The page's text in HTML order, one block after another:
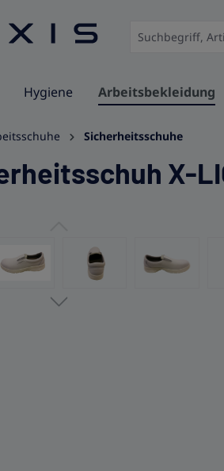
Hygiene Arbeitsbekleidung
Sicherheitsschuhe
X-